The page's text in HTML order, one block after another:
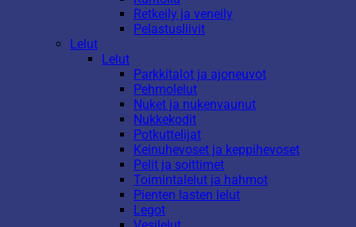
Retkeily ja veneily
Pelastusliivit
Lelut
Lelut
Parkkitalot ja ajoneuvot
Pehmolelut
Nuket ja nukenvaunut
Nukkekodit
Potkuttelijat
Keinuhevoset ja keppihevoset
Pelit ja soittimet
Toimintalelut ja hahmot
Pienten lasten lelut
Legot